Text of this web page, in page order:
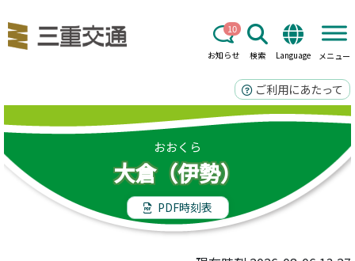
お知らせ
10
検索 Language メニュー
ご利用にあたって
おおくら
大倉（伊勢）
PDF時刻表